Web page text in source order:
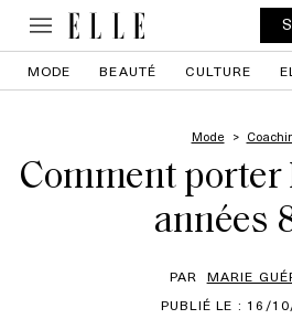
MODE BEAUTÉ CULTURE
Mode
Comment porter
années
PAR MARIE
PUBLIÉ LE : 16/